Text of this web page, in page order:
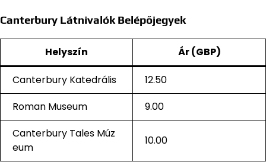
Canterbury Látnivalók Belépőjegyek
Helyszín Ár (GBP)
Canterbury Katedrális
12.50
Roman Museum
9.00
Canterbury Tales Múz
eum
10.00